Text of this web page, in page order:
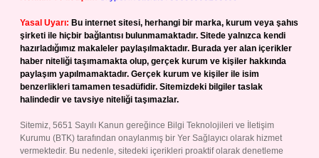
Yasal Uyarı: Bu internet sitesi, herhangi bir marka, kurum veya şahıs
şirketi ile hiçbir bağlantısı bulunmamaktadır. Sitede yalnızca kendi
hazırladığımız makaleler paylaşılmaktadır. Burada yer alan içerikler
haber niteliği taşımamakta olup, gerçek kurum ve kişiler hakkında
paylaşım yapılmamaktadır. Gerçek kurum ve kişiler ile isim
benzerlikleri tamamen tesadüfidir. Sitemizdeki bilgiler taslak
halindedir ve tavsiye niteliği taşımazlar.
Sitemiz, 5651 Sayılı Kanun gereğince Bilgi Teknolojileri ve İletişim
Kurumu (BTK) tarafından onaylanmış bir Yer Sağlayıcı olarak hizmet
vermektedir. Bu nedenle, sitedeki içerikleri proaktif olarak denetleme